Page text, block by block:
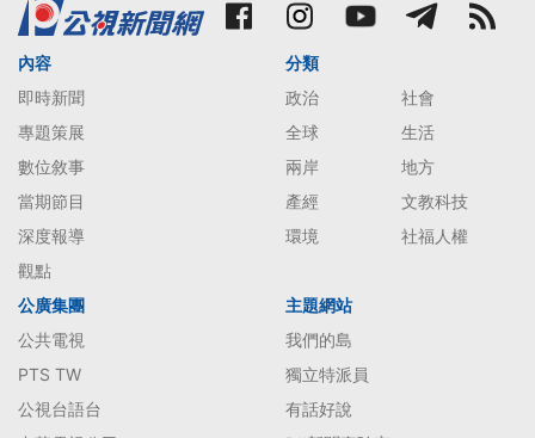
內容
即時新聞
專題策展
數位敘事
當期節目
深度報導
觀點
分類
政治
社會
全球
生活
兩岸
地方
產經
文教科技
環境
社福人權
公廣集團
公共電視
PTS TW
公視台語台
主題網站
我們的島
獨立特派員
有話好說